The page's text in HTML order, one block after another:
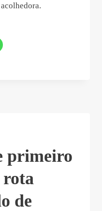
primeiro
rota
de